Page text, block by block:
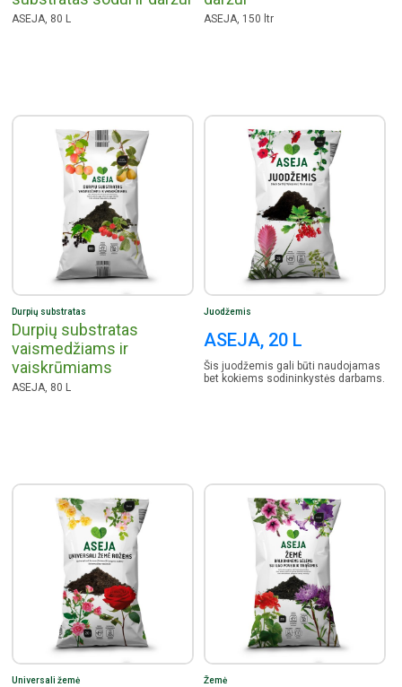
ASEJA, 80 L ASEJA, 150 ltr
Durpių substratas
Durpių substratas
vaismedžiams ir
vaiskrūmiams
ASEJA, 80 L
Juodžemis
ASEJA, 20 L
Šis juodžemis gali būti naudojamas
bet kokiems sodininkystės darbams.
Universali žemė Žemė